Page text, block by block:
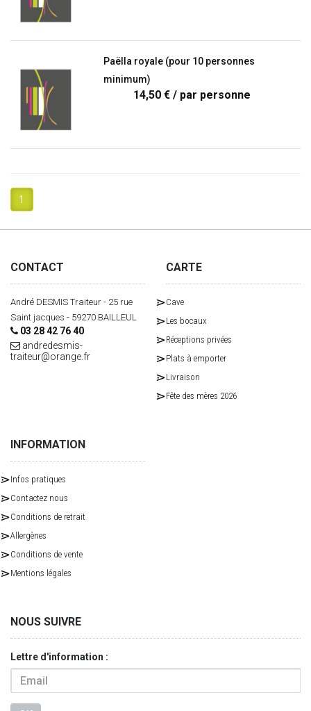
Paëlla royale (pour 10 personnes
minimum)
14,50 €/ par personne
1
CONTACT
André DESMIS Traiteur - 25 rue
Saint jacques - 59270 BAILLEUL
03 28 42 76 40
andredesmis-
traiteur@orange.fr
CARTE
Cave
Les bocaux
Réceptions privées
Plats à emporter
Livraison
Fête des mères 2026
INFORMATION
Infos pratiques
Contactez nous
Conditions de retrait
Allergènes
Conditions de vente
Mentions légales
NOUS SUIVRE
Lettre d'information :